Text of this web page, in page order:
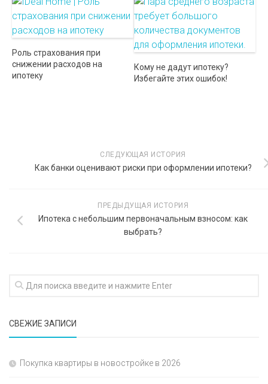
Роль страхования при
снижении расходов на
ипотеку
Кому не дадут ипотеку?
Избегайте этих ошибок!
СЛЕДУЮЩАЯ ИСТОРИЯ
Как банки оценивают риски при оформлении ипотеки?
ПРЕДЫДУЩАЯ ИСТОРИЯ
Ипотека с небольшим первоначальным взносом: как
выбрать?
СВЕЖИЕ ЗАПИСИ
Покупка квартиры в новостройке в 2026